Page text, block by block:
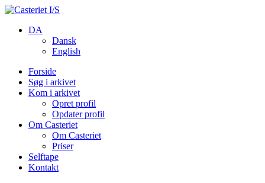
DA
Dansk
English
Forside
Søg i arkivet
Kom i arkivet
Opret profil
Opdater profil
Om Casteriet
Om Casteriet
Priser
Selftape
Kontakt